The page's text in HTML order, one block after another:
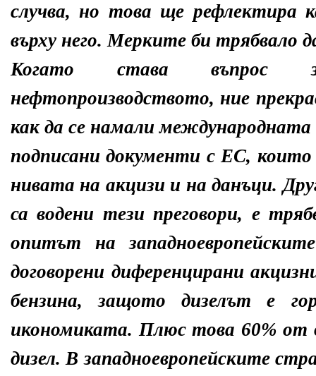
случва, но това ще рефлектира
върху него. Мерките би трябвало
Когато става въпрос
нефтопроизводството, ние
как да се намали международната
подписани документи с ЕС, които
нивата на акцизи и на данъци.
са водени тези преговори, е
опитът на
договорени диференцирани
бензина, защото дизелът е
икономиката. Плюс това 60% от
дизел. В западноевропейските